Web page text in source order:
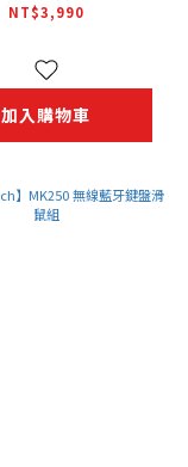
NT$3,990
加入購物車